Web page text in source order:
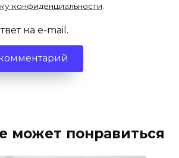
конфиденциальности
на e-mail.
может понравиться